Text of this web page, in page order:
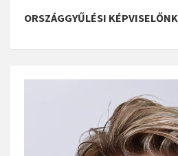
ORSZÁGGYŰLÉSI KÉPVISELŐNK